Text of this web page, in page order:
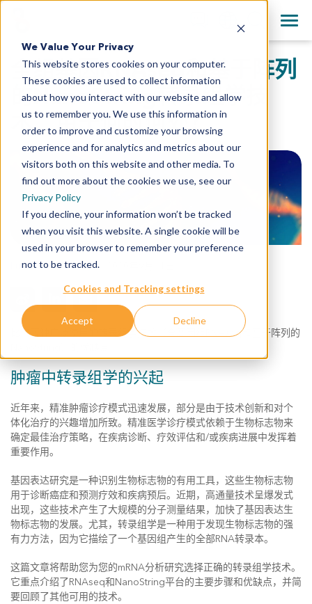
We Value Your Privacy
This website stores cookies on your computer.
These cookies are used to collect information
about how you interact with our website and allow
us to remember you. We use this information in
order to improve and customize your browsing
experience and for analytics and metrics about our
visitors both on this website and other media. To
find out more about the cookies we use, see our
Privacy Policy
If you decline, your information won’t be tracked
when you visit this website. A single cookie will be
used in your browser to remember your preference
not to be tracked.
Cookies and Tracking settings
Accept Decline
English
日本語
简体中文
All Contact Information
全组基因RNAseq和基于阵列
的NanoString转录组学技
术：用于何时何处？
Ludovic Bourré 博士
比较两种广泛使用的转录组学技术（全基因组RNAseq和基于阵列的
肿瘤中转录组学的兴起
近年来，精准肿瘤诊疗模式迅速发展，部分是由于技术创新和对个
体化治疗的兴趣增加所致。精准医学诊疗模式依赖于生物标志物来
确定最佳治疗策略，在疾病诊断、疗效评估和/或疾病进展中发挥着
重要作用。
基因表达研究是一种识别生物标志物的有用工具，这些生物标志物
用于诊断癌症和预测疗效和疾病预后。近期，高通量技术呈爆发式
出现，这些技术产生了大规模的分子测量结果，加快了基因表达生
物标志物的发展。尤其，转录组学是一种用于发现生物标志物的强
有力方法，因为它描绘了一个基因组产生的全部RNA转录本。
这篇文章将帮助您为您的mRNA分析研究选择正确的转录组学技术。
它重点介绍了RNAseq和NanoString平台的主要步骤和优缺点，并简
要回顾了其他可用的技术。